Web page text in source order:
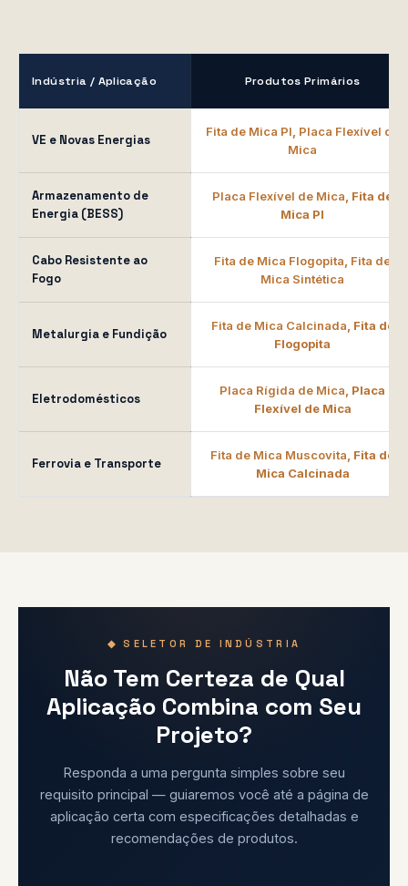
Indústria / Aplicação Produtos Primários
VE e Novas Energias
Fita de Mica PI Placa Flexível de
Mica
Armazenamento de
Energia (BESS)
Placa Flexível de Mica , Fita de
Mica PI
Cabo Resistente ao
Fogo
Fita de Mica Flogopita Fita de
Mica Sintética
Metalurgia e Fundição
Fita de Mica Calcinada , Fita de
Flogopita
Eletrodomésticos
Placa Rígida de Mica , Placa
Flexível de Mica
Ferrovia e Transporte
Fita de Mica Muscovita , Fita de
Mica Calcinada
◆ SELETOR DE INDÚSTRIA
Não Tem Certeza de Qual
Aplicação Combina com Seu
Projeto?
Responda a uma pergunta simples sobre seu
requisito principal — guiaremos você até a página de
aplicação certa com especificações detalhadas e
recomendações de produtos.